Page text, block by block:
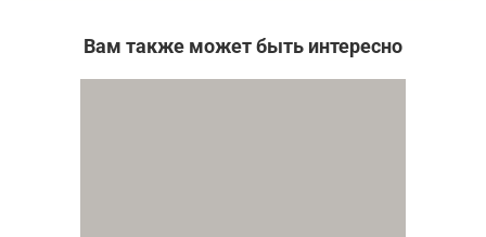
Вам также может быть интересно